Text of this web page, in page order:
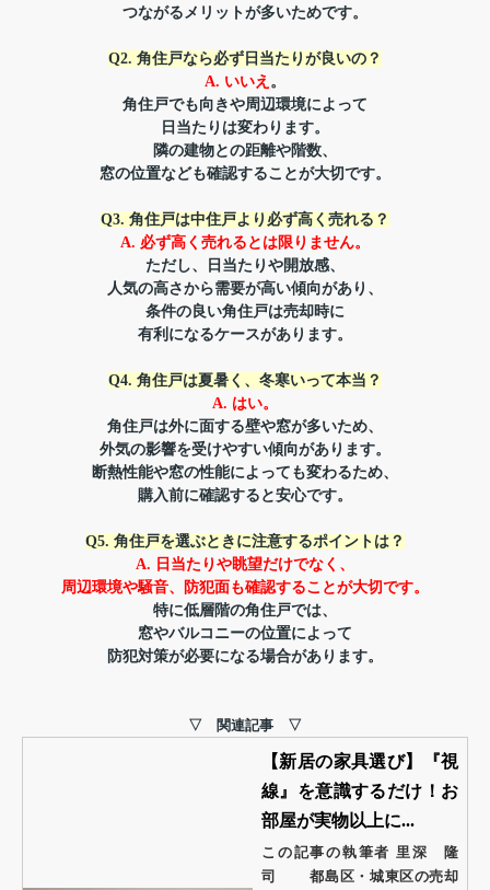
つながるメリットが多いためです。
Q2. 角住戸なら必ず日当たりが良いの？
A. いいえ 。
角住戸でも向きや周辺環境によって
日当たりは変わります。
隣の建物との距離や階数、
窓の位置なども確認することが大切です。
Q3. 角住戸は中住戸より必ず高く売れる？
A. 必ず高く売れるとは限りません。
ただし、日当たりや開放感、
人気の高さから需要が高い傾向があり、
条件の良い角住戸は売却時に
有利になるケースがあります。
Q4. 角住戸は夏暑く、冬寒いって本当？
A. はい。
角住戸は外に面する壁や窓が多いため、
外気の影響を受けやすい傾向があります。
断熱性能や窓の性能によっても変わるため、
購入前に確認すると安心です。
Q5. 角住戸を選ぶときに注意するポイントは？
A. 日当たりや眺望だけでなく、
周辺環境や騒音、防犯面も確認することが大切です。
特に低層階の角住戸では、
窓やバルコニーの位置によって
防犯対策が必要になる場合があります。
▽ 関連記事 ▽
【新居の家具選び】『視
線』を意識するだけ！お
部屋が実物以上に...
この記事の執筆者 里深 隆
司 都島区・城東区の売却